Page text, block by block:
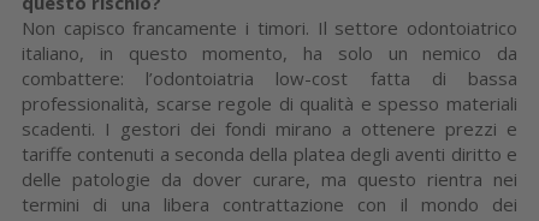
Non capisco francamente i timori. Il settore odontoiatrico
italiano, in questo momento, ha solo un nemico da
combattere: l’odontoiatria low-cost fatta di bassa
professionalità, scarse regole di qualità e spesso materiali
scadenti. I gestori dei fondi mirano a ottenere prezzi e
tariffe contenuti a seconda della platea degli aventi diritto e
delle patologie da dover curare, ma questo rientra nei
termini di una libera contrattazione con il mondo dei